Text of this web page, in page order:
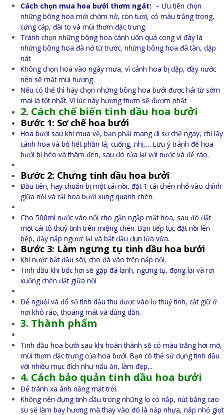
Cách chọn mua hoa bưởi thơm ngát: – Ưu tiên chọn
những bông hoa mới chớm nở, còn tươi, có màu trắng trong,
cứng cáp, đài to và mùi thơm đặc trưng.
Tránh chọn những bông hoa cánh uốn quá cong vì đây là
những bông hoa đã nở từ trước, những bông hoa đã tàn, dập
nát
Không chọn hoa vào ngày mưa, vì cánh hoa bị dập, đầy nước
nên sẽ mất mùi hương
Nếu có thể thì hãy chọn những bông hoa bưởi được hái từ sớm
mai là tốt nhất. Vì lúc này hương thơm sẽ đượm nhất
2. Cách chế biến tinh dầu hoa bưởi
Bước 1: Sơ chế hoa bưởi
Hoa bưởi sau khi mua về, bạn phải mang đi sơ chế ngay, chỉ lấy
cánh hoa và bỏ hết phần lá, cuống, nhị,… Lưu ý tránh để hoa
bưởi bị héo và thâm đen, sau đó rửa lại với nước và để ráo.
Bước 2: Chưng tinh dầu hoa bưởi
Đầu tiên, hãy chuẩn bị một cái nồi, đặt 1 cái chén nhỏ vào chính
giữa nồi và rải hoa bưởi xung quanh chén.
Cho 500ml nước vào nồi cho gần ngập mặt hoa, sau đó đặt
một cái tô thuỷ tinh trên miệng chén. Bạn tiếp tục đặt nồi lên
bếp, đậy nắp ngược lại và bắt đầu đun lửa vừa.
Bước 3: Làm ngưng tụ tinh dầu hoa bưởi
Khi nước bắt đầu sôi, cho đá vào trên nắp nồi.
Tinh dầu khi bốc hơi sẽ gặp đá lạnh, ngưng tụ, đọng lại và rơi
xuống chén đặt giữa nồi
Để nguội và đổ số tinh dầu thu được vào lọ thuỷ tinh, cất giữ ở
nơi khô ráo, thoáng mát và dùng dần.
3. Thành phẩm
Tinh dầu hoa bưởi sau khi hoàn thành sẽ có màu trắng hơi mờ,
mùi thơm đặc trưng của hoa bưởi. Bạn có thể sử dụng tinh dầu
với nhiều mục đích như nấu ăn, làm đẹp,..
4. Cách bảo quản tinh dầu hoa bưởi
Để tránh xa ánh nắng mặt trời.
Không nên đựng tinh dầu trong những lọ có nắp, nút bằng cao
su sẽ làm bay hương mà thay vào đó là nắp nhựa, nắp nhỏ giọt